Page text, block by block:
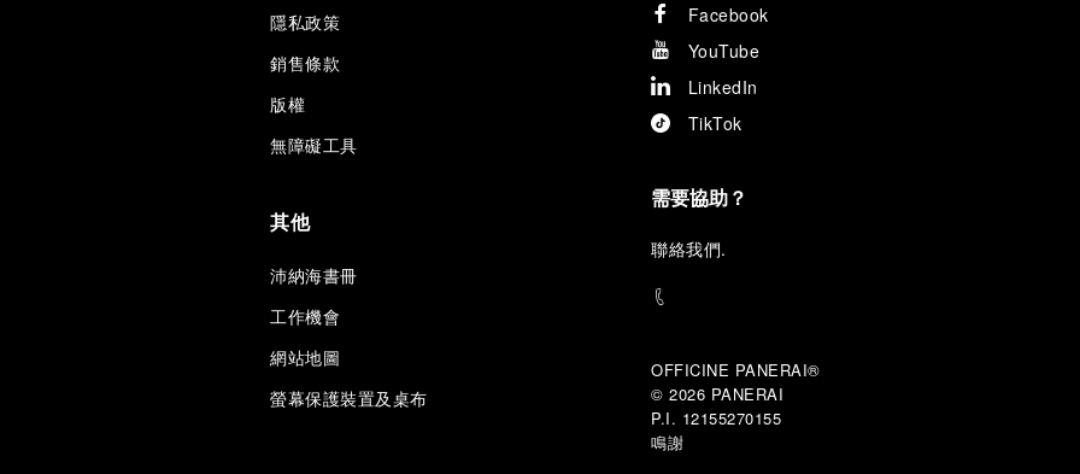
隱私政策
銷售條款
版權
無障礙工具
其他
沛納海書冊
工作機會
網站地圖
螢幕保護裝置及桌布
Facebook
YouTube
LinkedIn
TikTok
需要協助？
聯絡我們.
OFFICINE PANERAI®
© 2026 PANERAI
P.I. 12155270155
鳴謝